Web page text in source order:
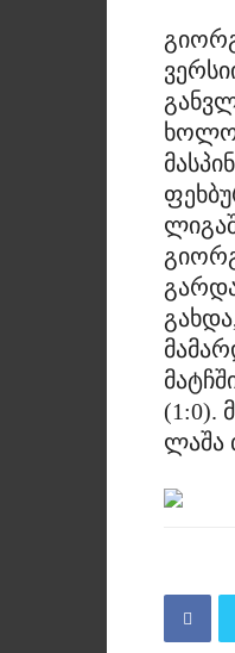
ხოლო
(1:0).
ლაშა